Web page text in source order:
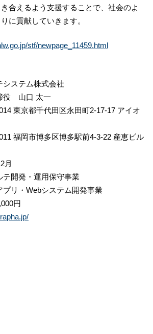
合えるよう支援することで、社会のよ
に貢献していきます。
stf/newpage_11459.html
システム株式会社
役 山口 太一
東京都千代田区永田町2-17-17 アイオ
市博多区博多駅前4-3-22 産恵ビル
月
開発・運用保守事業
Webシステム開発事業
円